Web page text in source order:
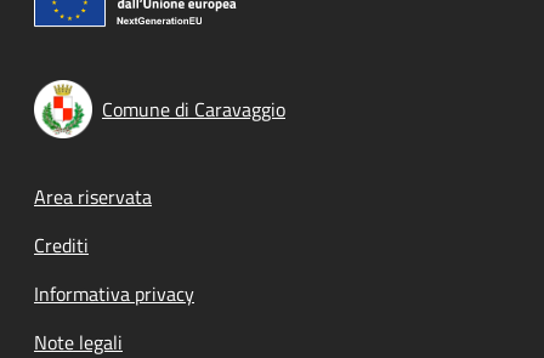
Comune di Caravaggio
Footer menu
Area riservata
Crediti
Informativa privacy
Note legali